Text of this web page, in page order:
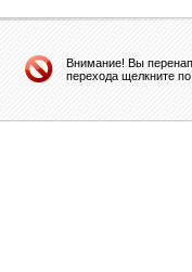
Внимание! Вы
перехода щелкните